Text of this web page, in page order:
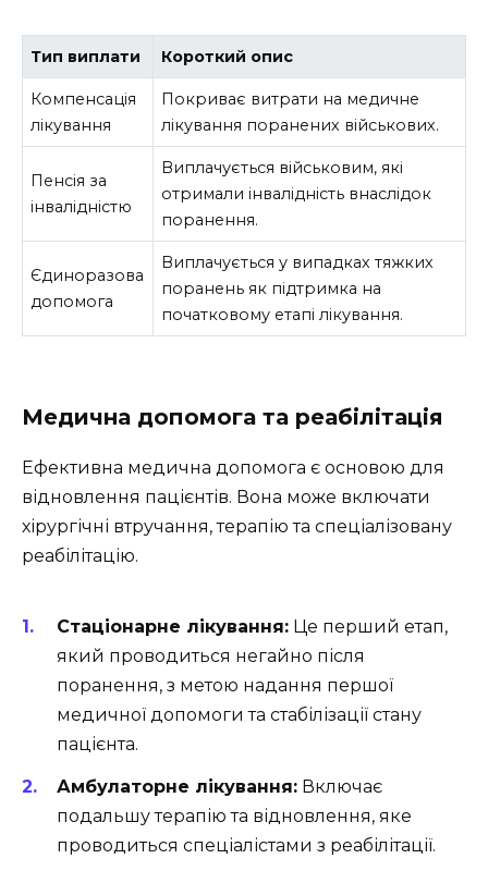
Тип виплати Короткий опис
Компенсація
лікування
Покриває витрати на медичне
лікування поранених військових.
Пенсія за
інвалідністю
Виплачується військовим, які
отримали інвалідність внаслідок
поранення.
Єдиноразова
допомога
Виплачується у випадках тяжких
поранень як підтримка на
початковому етапі лікування.
Медична допомога та реабілітація
Ефективна медична допомога є основою для
відновлення пацієнтів. Вона може включати
хірургічні втручання, терапію та спеціалізовану
реабілітацію.
Стаціонарне лікування: Це перший етап,
який проводиться негайно після
поранення, з метою надання першої
медичної допомоги та стабілізації стану
пацієнта.
Амбулаторне лікування: Включає
подальшу терапію та відновлення, яке
проводиться спеціалістами з реабілітації.